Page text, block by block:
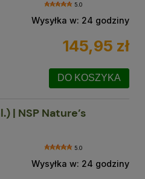
5.0
Wysyłka w: 24 godziny
145,95 zł
DO KOSZYKA
| NSP Nature’s
5.0
Wysyłka w: 24 godziny